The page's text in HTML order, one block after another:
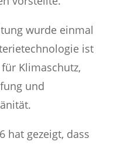
wurde einmal
ist
Klimaschutz,
und
hat gezeigt, dass